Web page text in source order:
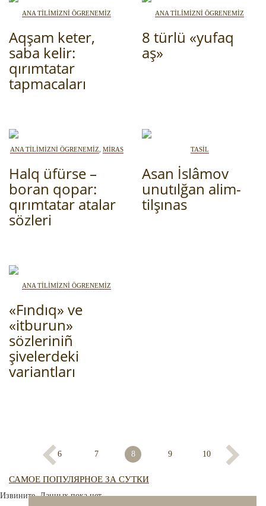
ANA TİLİMİZNİ ÖGRENEMİZ
Aqşam keter,
saba kelir:
qırımtatar
tapmacaları
ANA TİLİMİZNİ ÖGRENEMİZ
8 türlü «yufaq
aş»
ANA TİLİMİZNİ ÖGRENEMİZ MİRAS
Halq üfürse –
boran qopar:
qırımtatar atalar
sözleri
TASİL
Asan İslâmov
unutılğan alim-
tilşınas
ANA TİLİMİZNİ ÖGRENEMİZ
«Fındıq» ve
«itburun»
sözleriniñ
şivelerdeki
variantları
6 7 8 9 10
САМОЕ ПОПУЛЯРНОЕ ЗА СУТКИ
Извините. Данных пока нет.